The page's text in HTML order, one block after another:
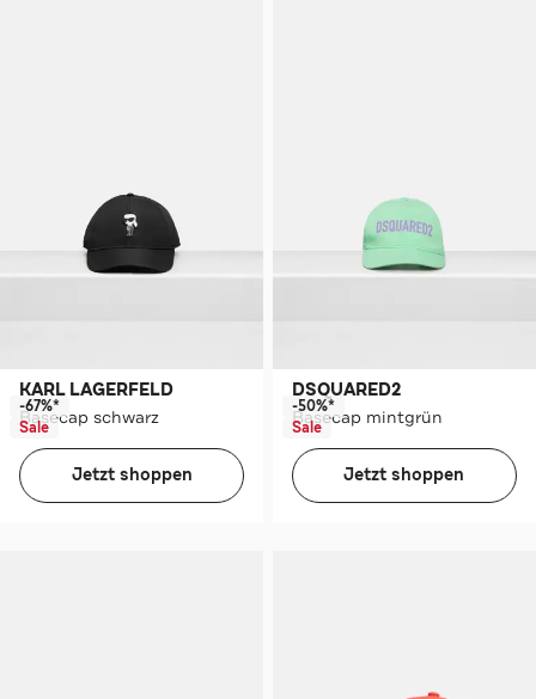
KARL LAGERFELD
Basecap schwarz
-67%*
Sale
Jetzt shoppen
DSQUARED2
Basecap mintgrün
-50%*
Sale
Jetzt shoppen